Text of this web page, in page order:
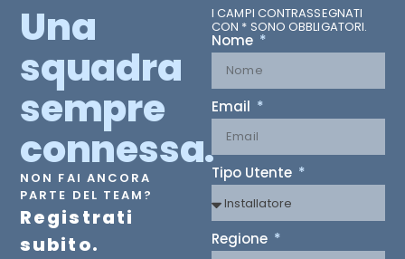
Una
squadra
sempre
connessa.
NON FAI ANCORA
PARTE DEL TEAM?
Registrati
subito.
I CAMPI CONTRASSEGNATI
CON * SONO OBBLIGATORI.
Nome
Email
Tipo Utente
Regione